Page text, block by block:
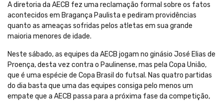
A diretoria da AECB fez uma reclamação formal sobre os fatos
acontecidos em Bragança Paulista e pediram providências
quanto as ameaças sofridas pelos atletas em sua grande
maioria menores de idade.
Neste sábado, as equipes da AECB jogam no ginásio José Elias de
Proença, desta vez contra o Paulinense, mas pela Copa União,
que é uma espécie de Copa Brasil do futsal. Nas quatro partidas
do dia basta que uma das equipes consiga pelo menos um
empate que a AECB passa para a próxima fase da competição,